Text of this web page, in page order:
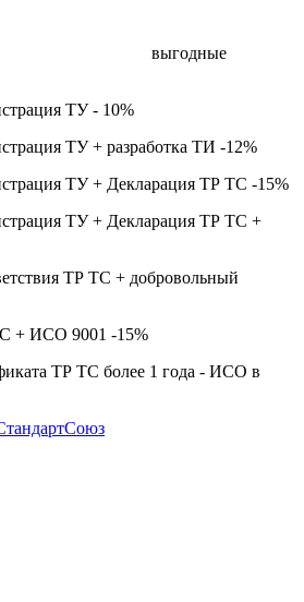
выгодные
ТУ - 10%
ТУ + разработка ТИ -12%
ТУ + Декларация ТР ТС -15%
ТУ + Декларация ТР ТС +
ТР ТС + добровольный
+ ИСО 9001 -15%
ТР ТС более 1 года - ИСО в